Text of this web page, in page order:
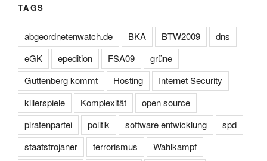
TAGS
abgeordnetenwatch.de BKA BTW2009
dns
eGK
epedition FSA09
grüne
Guttenberg kommt
Hosting
Internet Security
killerspiele
Komplexität
open source
piratenpartei
politik software entwicklung
spd
staatstrojaner
terrorismus
Wahlkampf